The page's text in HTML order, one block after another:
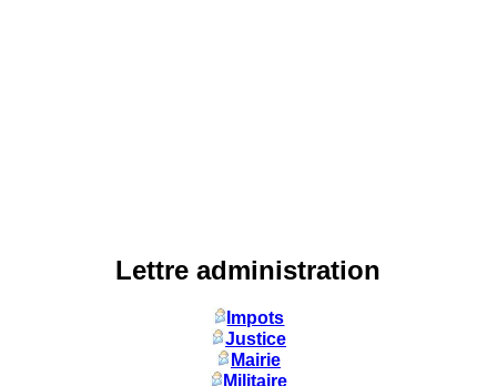
Lettre administration
Impots
Justice
Mairie
Militaire